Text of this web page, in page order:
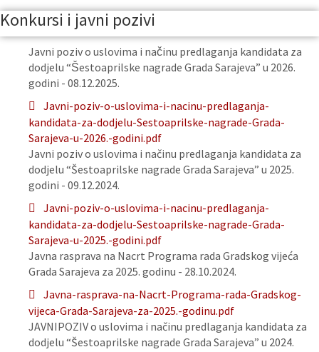
Konkursi i javni pozivi
Javni poziv o uslovima i načinu predlaganja kandidata za
dodjelu “Šestoaprilske nagrade Grada Sarajeva” u 2026.
godini - 08.12.2025.
Javni-poziv-o-uslovima-i-nacinu-predlaganja-
kandidata-za-dodjelu-Sestoaprilske-nagrade-Grada-
Sarajeva-u-2026.-godini.pdf
Javni poziv o uslovima i načinu predlaganja kandidata za
dodjelu “Šestoaprilske nagrade Grada Sarajeva” u 2025.
godini - 09.12.2024.
Javni-poziv-o-uslovima-i-nacinu-predlaganja-
kandidata-za-dodjelu-Sestoaprilske-nagrade-Grada-
Sarajeva-u-2025.-godini.pdf
Javna rasprava na Nacrt Programa rada Gradskog vijeća
Grada Sarajeva za 2025. godinu - 28.10.2024.
Javna-rasprava-na-Nacrt-Programa-rada-Gradskog-
vijeca-Grada-Sarajeva-za-2025.-godinu.pdf
JAVNIPOZIV o uslovima i načinu predlaganja kandidata za
dodjelu “Šestoaprilske nagrade Grada Sarajeva” u 2024.